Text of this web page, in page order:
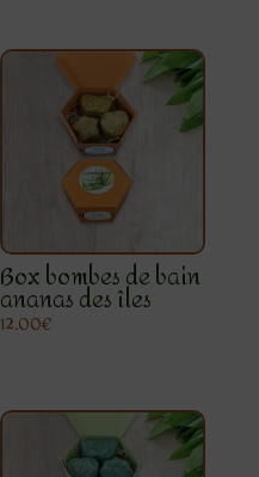
Box bombes de bain
ananas des îles
12.00€